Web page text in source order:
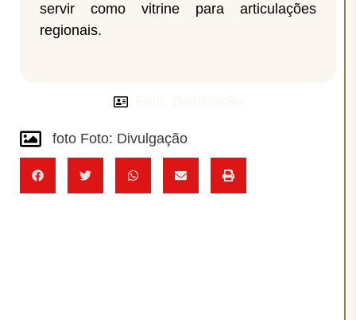
servir como vitrine para articulações
regionais.
foto Foto: Divulgação